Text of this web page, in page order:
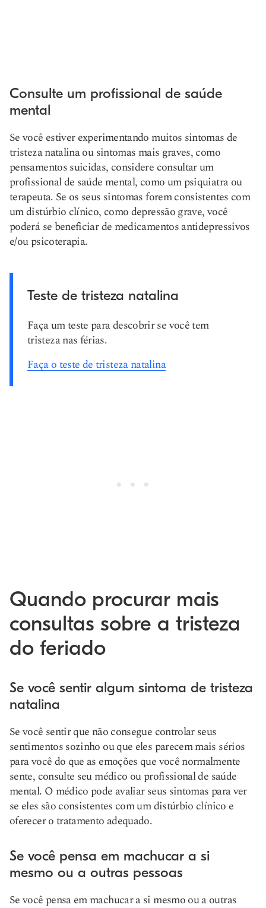
Consulte um profissional de saúde
mental
Se você estiver experimentando muitos sintomas de
tristeza natalina ou sintomas mais graves, como
pensamentos suicidas, considere consultar um
profissional de saúde mental, como um psiquiatra ou
terapeuta. Se os seus sintomas forem consistentes com
um distúrbio clínico, como depressão grave, você
poderá se beneficiar de medicamentos antidepressivos
e/ou psicoterapia.
Teste de tristeza natalina
Faça um teste para descobrir se você tem
tristeza nas férias.
Faça o teste de tristeza natalina
Quando procurar mais
consultas sobre a tristeza
do feriado
Se você sentir algum sintoma de tristeza
natalina
Se você sentir que não consegue controlar seus
sentimentos sozinho ou que eles parecem mais sérios
para você do que as emoções que você normalmente
sente, consulte seu médico ou profissional de saúde
mental. O médico pode avaliar seus sintomas para ver
se eles são consistentes com um distúrbio clínico e
oferecer o tratamento adequado.
Se você pensa em machucar a si
mesmo ou a outras pessoas
Se você pensa em machucar a si mesmo ou a outras